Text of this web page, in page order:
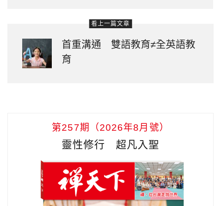
看上一篇文章
首重溝通 雙語教育≠全英語教
育
第257期（2026年8月號）
靈性修行 超凡入聖